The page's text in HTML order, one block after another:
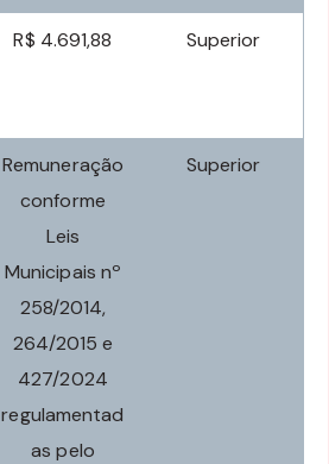
R$ 4.691,88 Superior
Remuneração
conforme
Leis
Municipais nº
258/2014,
264/2015 e
427/2024
regulamentad
as pelo
Superior